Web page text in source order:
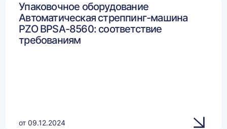
Упаковочное оборудование
Автоматическая стреппинг-машина
PZO BPSA-8560: соответствие
требованиям
от 09.12.2024